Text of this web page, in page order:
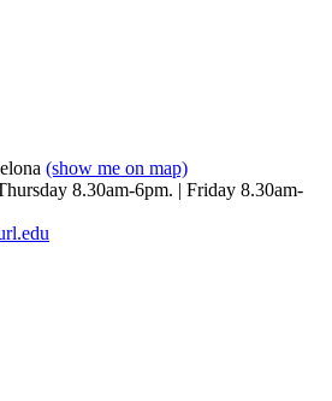
(show me on map)
8.30am-6pm. | Friday 8.30am-